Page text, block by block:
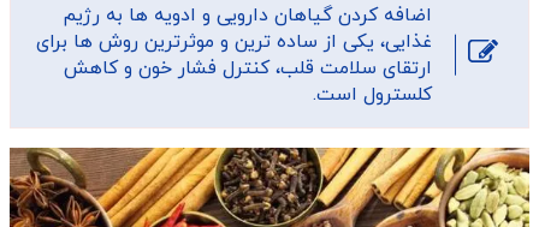
اضافه کردن گیاهان دارویی و ادویه ها به رژیم
غذایی، یکی از ساده ترین و موثرترین روش ها برای
ارتقای سلامت قلب، کنترل فشار خون و کاهش
کلسترول است.